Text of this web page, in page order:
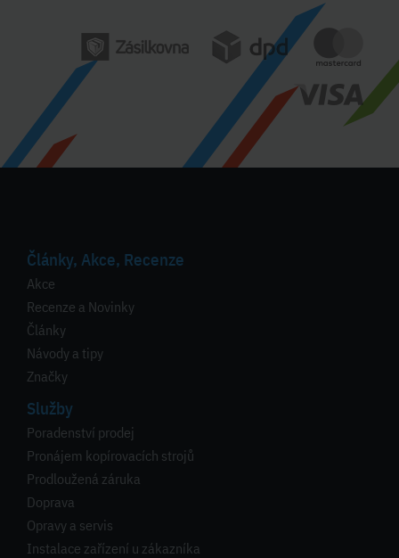
Články, Akce, Recenze
Akce
Recenze a Novinky
Články
Návody a tipy
Značky
Služby
Poradenství prodej
Pronájem kopírovacích strojů
Prodloužená záruka
Doprava
Opravy a servis
Instalace zařízení u zákazníka